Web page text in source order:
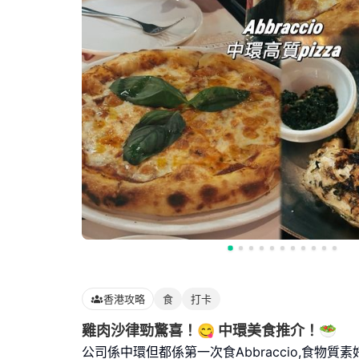
香港攻略 食 打卡
雞肉沙律勁驚喜！😋 中環美食推介！🥗
公司係中環但都係第一次食Abbraccio,食物質素